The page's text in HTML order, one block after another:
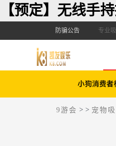
【预定】无线手
防骗公告 专业
9游会 > > 宠物